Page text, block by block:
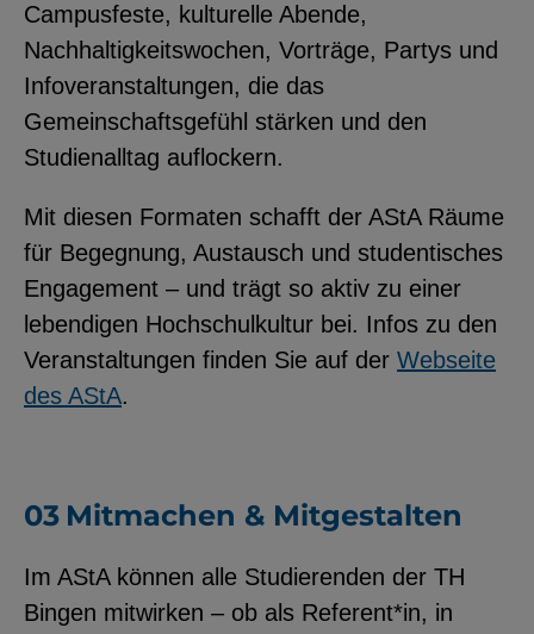
Campusfeste, kulturelle Abende,
Nachhaltigkeitswochen, Vorträge, Partys und
Infoveranstaltungen, die das
Gemeinschaftsgefühl stärken und den
Studienalltag auflockern.
Mit diesen Formaten schafft der AStA Räume
für Begegnung, Austausch und studentisches
Engagement – und trägt so aktiv zu einer
lebendigen Hochschulkultur bei. Infos zu den
Veranstaltungen finden Sie auf der Webseite
des AStA.
Mitmachen & Mitgestalten
Im AStA können alle Studierenden der TH
Bingen mitwirken – ob als Referent*in, in